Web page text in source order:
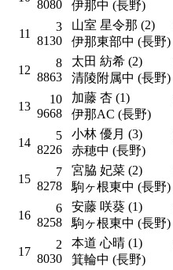
8080 伊那中 (長野)
11
3
8130
山室 星令那 (2)
伊那東部中 (長野)
12
8
8863
太田 紡希 (2)
清陵附属中 (長野)
13
10
9668
加藤 杏 (1)
伊那AC (長野)
14
5
8226
小林 優月 (3)
赤穂中 (長野)
15
7
8278
宮脇 妃菜 (2)
駒ヶ根東中 (長野)
16
6
8258
安藤 咲葵 (1)
駒ヶ根東中 (長野)
17
2
8030
本道 心晴 (1)
箕輪中 (長野)